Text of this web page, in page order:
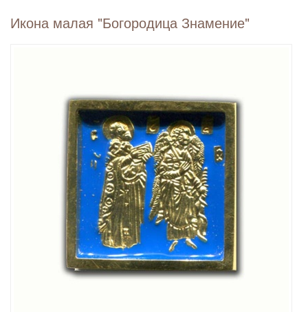
Икона малая "Богородица Знамение"